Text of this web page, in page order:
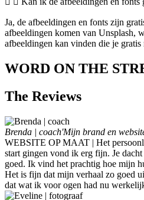
Ja, de afbeeldingen en fonts zijn
afbeeldingen komen van Unsplash,
afbeeldingen kan vinden die je gratis
WORD ON THE
The Reviews
Brenda | coach'Mijn brand en
WEBSITE OP MAAT | Het
start gingen vond ik erg fijn. Je
goed. Ik vind het prachtig hoe mijn
Het is fijn dat mijn verhaal zo goed
dat wat ik voor ogen had nu